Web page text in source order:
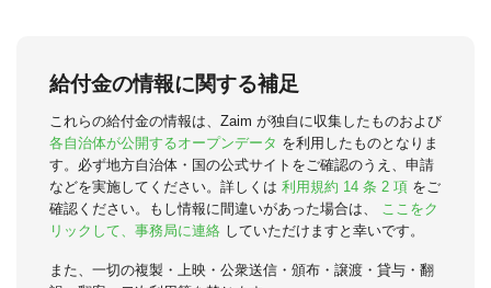
給付金の情報に関する補足
これらの給付金の情報は、Zaim が独自に収集したものおよび
各自治体が公開するオープンデータ を利用したものとなりま
す。必ず地方自治体・国の公式サイトをご確認のうえ、申請
などを実施してください。詳しくは 利用規約 14 条 2 項 をご
確認ください。もし情報に間違いがあった場合は、
ここをク
リックして、事務局に連絡 していただけますと幸いです。
また、一切の複製・上映・公衆送信・頒布・譲渡・貸与・翻